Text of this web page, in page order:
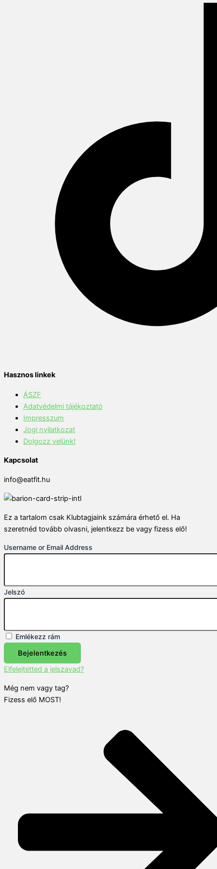
Hasznos linkek
ÁSZF
Adatvédelmi tájékoztató
Impresszum
Jogi nyilatkozat
Dolgozz velünk!
Kapcsolat
info@eatfit.hu
Ez a tartalom csak Klubtagjaink számára érhető el. Ha
szeretnéd tovább olvasni, jelentkezz be vagy fizess elő!
Username or Email Address
Jelszó
Emlékezz rám
Bejelentkezés
Elfelejtetted a jelszavad?
Még nem vagy tag?
Fizess elő MOST!